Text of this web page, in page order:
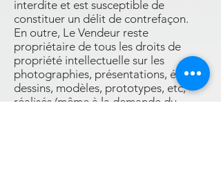
interdite et est susceptible de
constituer un délit de contrefaçon.
En outre, Le Vendeur reste
propriétaire de tous les droits de
propriété intellectuelle sur les
photographies, présentations, études,
dessins, modèles, prototypes, etc,
réalisés (même à la demande du